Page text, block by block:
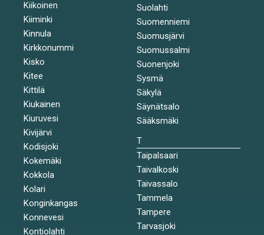
Kiikoinen
Kiiminki
Kinnula
Kirkkonummi
Kisko
Kitee
Kittilä
Kiukainen
Kiuruvesi
Kivijärvi
Kodisjoki
Kokemäki
Kokkola
Kolari
Konginkangas
Konnevesi
Kontiolahti
Suolahti
Suomenniemi
Suomusjärvi
Suomussalmi
Suonenjoki
Sysmä
Säkylä
Säynätsalo
Sääksmäki
T
Taipalsaari
Taivalkoski
Taivassalo
Tammela
Tampere
Tarvasjoki